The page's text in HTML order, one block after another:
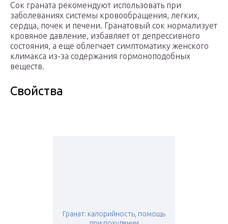
Сок граната рекомендуют использовать при
заболеваниях системы кровообращения, легких,
сердца, почек и печени. Гранатовый сок нормализует
кровяное давление, избавляет от депрессивного
состояния, а еще облегчает симптоматику женского
климакса из-за содержания гормоноподобных
веществ.
Свойства
Гранат: калорийность, помощь